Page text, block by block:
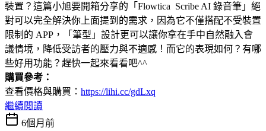
裝置？這篇小旭要開箱分享的「Flowtica Scribe AI 錄音筆」絕
對可以完全解決你上面提到的需求，因為它不僅搭配不受裝置
限制的 APP，「筆型」設計更可以讓你拿在手中自然融入會
議情境，降低受訪者的壓力與不適感！而它的表現如何？有哪
些好用功能？趕快一起來看看吧^^
購買參考：
查看價格與購買： https://lihi.cc/gdLxq
繼續閱讀
6個月前